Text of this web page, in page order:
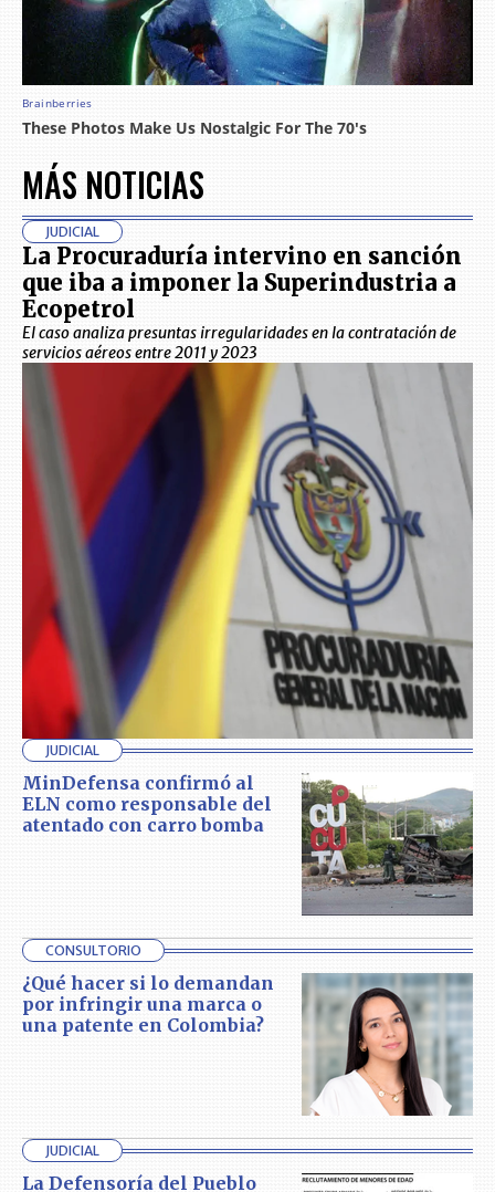
MÁS NOTICIAS
JUDICIAL
La Procuraduría intervino en sanción
que iba a imponer la Superindustria a
Ecopetrol
El caso analiza presuntas irregularidades en la contratación de
servicios aéreos entre 2011 y 2023
JUDICIAL
MinDefensa confirmó al
ELN como responsable del
atentado con carro bomba
CONSULTORIO
¿Qué hacer si lo demandan
por infringir una marca o
una patente en Colombia?
JUDICIAL
La Defensoría del Pueblo